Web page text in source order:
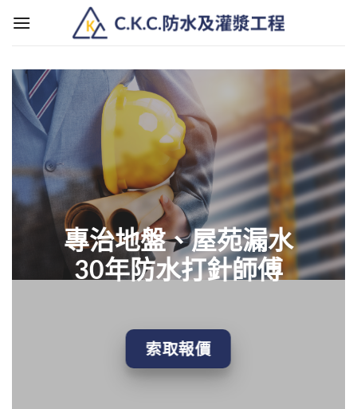
專治地盤、屋苑漏水
30年防水打針師傅
索取報價